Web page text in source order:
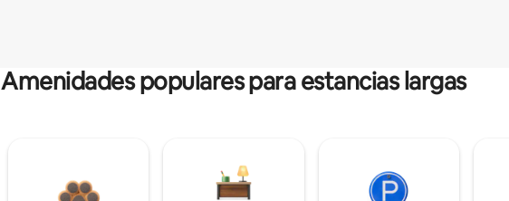
Amenidades populares para estancias largas